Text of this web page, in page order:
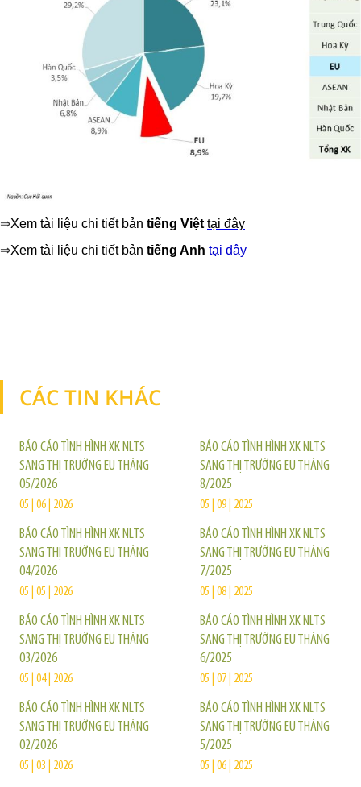
⇒Xem tài liệu chi tiết bản tiếng Việt tại đây
⇒Xem tài liệu chi tiết bản tiếng Anh tại đây
CÁC TIN KHÁC
BÁO CÁO TÌNH HÌNH XK NLTS
SANG THỊ TRƯỜNG EU THÁNG
05/2026
05 | 06 | 2026
BÁO CÁO TÌNH HÌNH XK NLTS
SANG THỊ TRƯỜNG EU THÁNG
04/2026
05 | 05 | 2026
BÁO CÁO TÌNH HÌNH XK NLTS
SANG THỊ TRƯỜNG EU THÁNG
03/2026
05 | 04 | 2026
BÁO CÁO TÌNH HÌNH XK NLTS
SANG THỊ TRƯỜNG EU THÁNG
02/2026
05 | 03 | 2026
BÁO CÁO TÌNH HÌNH XK NLTS
SANG THỊ TRƯỜNG EU THÁNG
8/2025
05 | 09 | 2025
BÁO CÁO TÌNH HÌNH XK NLTS
SANG THỊ TRƯỜNG EU THÁNG
7/2025
05 | 08 | 2025
BÁO CÁO TÌNH HÌNH XK NLTS
SANG THỊ TRƯỜNG EU THÁNG
6/2025
05 | 07 | 2025
BÁO CÁO TÌNH HÌNH XK NLTS
SANG THỊ TRƯỜNG EU THÁNG
5/2025
05 | 06 | 2025